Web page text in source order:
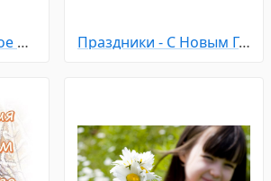
Праздники - Вербное Воскресенье Праздники - С Новым Годом